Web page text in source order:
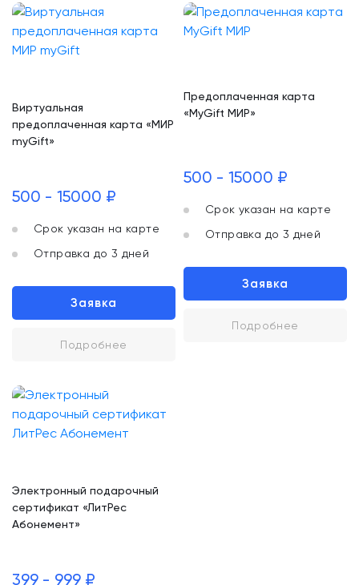
Виртуальная
предоплаченная карта «МИР
myGift»
500 - 15000 ₽
Срок указан на карте
Отправка до 3 дней
Заявка
Подробнее
Предоплаченная карта
«MyGift МИР»
500 - 15000 ₽
Срок указан на карте
Отправка до 3 дней
Заявка
Подробнее
Электронный подарочный
сертификат «ЛитРес
Абонемент»
399 - 999 ₽